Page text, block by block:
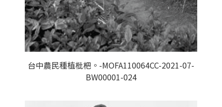
台中農民種植枇杷。-MOFA110064CC-2021-07-
BW00001-024